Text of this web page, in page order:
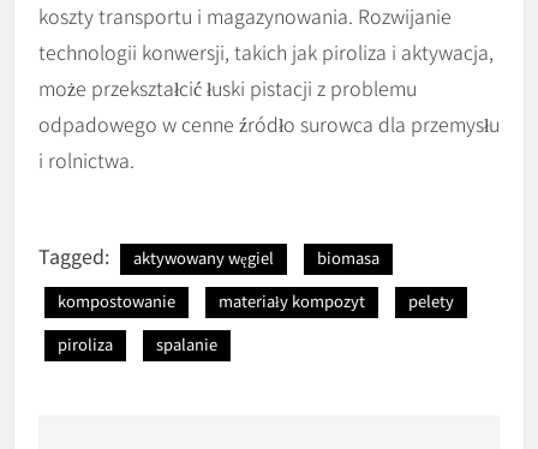
koszty transportu i magazynowania. Rozwijanie
technologii konwersji, takich jak piroliza i aktywacja,
może przekształcić łuski pistacji z problemu
odpadowego w cenne źródło surowca dla przemysłu
i rolnictwa.
Tagged: aktywowany węgiel
biomasa
kompostowanie
materiały kompozyt
pelety
piroliza
spalanie